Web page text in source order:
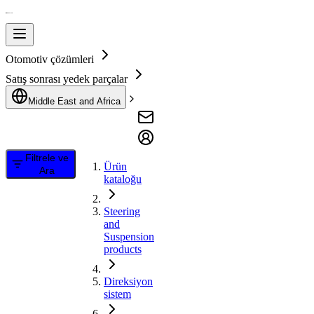
Otomotiv çözümleri
Satış sonrası yedek parçalar
Middle East and Africa
Filtrele ve
Ara
Ürün
kataloğu
Steering
and
Suspension
products
Direksiyon
sistem